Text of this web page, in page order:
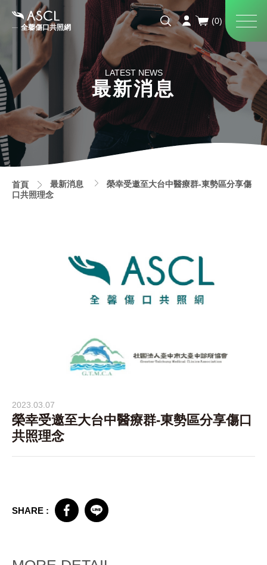
全馨傷口共照網
LATEST NEWS
最新消息
首頁 最新消息
榮幸受邀至大台中醫療群-東勢區分享傷
口共照理念
2023.03.07
榮幸受邀至大台中醫療群-東勢區分享傷口
共照理念
SHARE :